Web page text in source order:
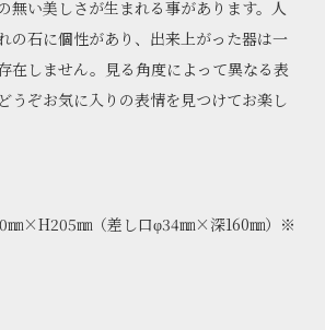
無い美しさが生まれる事があります。人
の石に個性があり、出来上がった器は一
在しません。見る角度によって異なる表
うぞお気に入りの表情を見つけてお楽し
×H205㎜（差し口φ34㎜×深160㎜）※